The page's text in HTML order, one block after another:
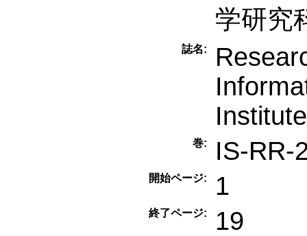
学研究
誌名:
巻: IS-RR-
開始ページ: 1
終了ページ: 19